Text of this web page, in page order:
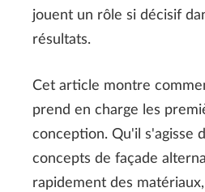
jouent un rôle si décisif
résultats.
Cet article montre
prend en charge les
conception. Qu'il s'agisse
concepts de façade
rapidement des